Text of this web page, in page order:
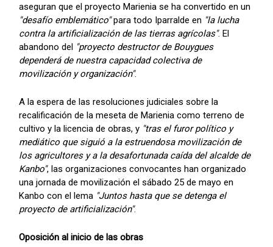
aseguran que el proyecto Marienia se ha convertido en un
"desafío emblemático"para todo Iparralde en "la lucha
contra la artificialización de las tierras agrícolas". El
abandono del "proyecto destructor de Bouygues
dependerá de nuestra capacidad colectiva de
movilización y organización".
A la espera de las resoluciones judiciales sobre la
recalificación de la meseta de Marienia como terreno de
cultivo y la licencia de obras, y "tras el furor político y
mediático que siguió a la estruendosa movilización de
los agricultores y a la desafortunada caída del alcalde de
Kanbo", las organizaciones convocantes han organizado
una jornada de movilización el sábado 25 de mayo en
Kanbo con el lema "Juntos hasta que se detenga el
proyecto de artificialización".
Oposición al inicio de las obras